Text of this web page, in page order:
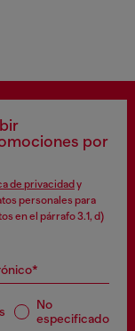
por
de privacidad y
personales para
en el párrafo 3.1, d)
No
especificado